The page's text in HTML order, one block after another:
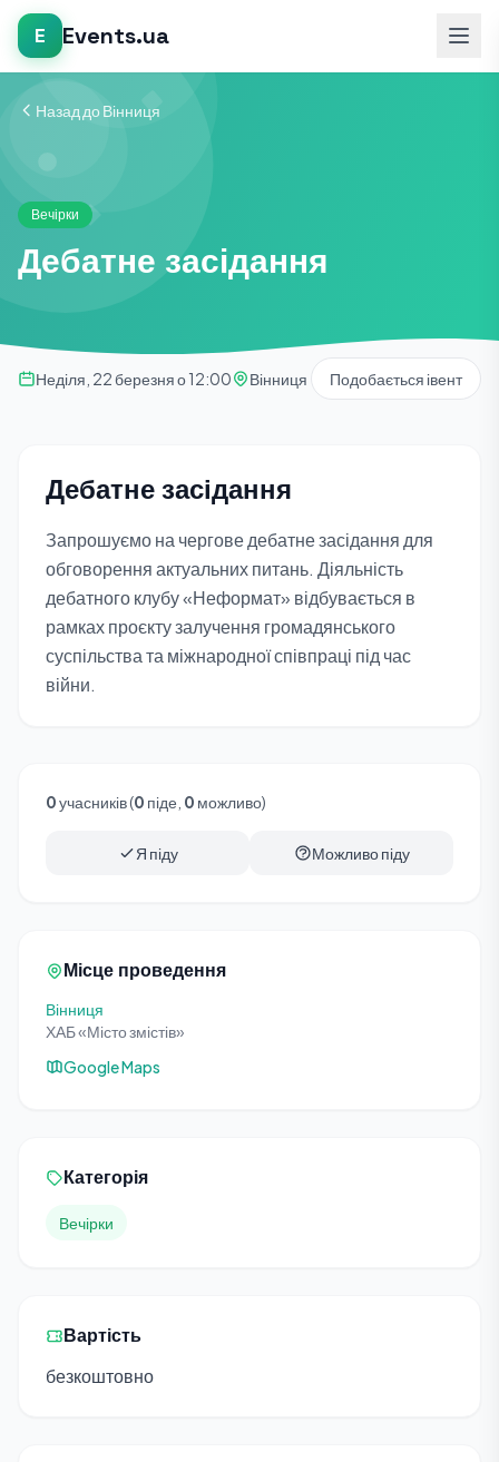
E Events.ua
Назад до Вінниця
Вечірки
Дебатне засідання
Неділя, 22 березня о 12:00 Вінниця Подобається івент
Дебатне засідання
Запрошуємо на чергове дебатне засідання для
обговорення актуальних питань. Діяльність
дебатного клубу «Неформат» відбувається в
рамках проєкту залучення громадянського
суспільства та міжнародної співпраці під час
війни.
0учасників (0 піде, 0 можливо)
Я піду Можливо піду
Місце проведення
Вінниця
ХАБ «Місто змістів»
Google Maps
Категорія
Вечірки
Вартість
безкоштовно